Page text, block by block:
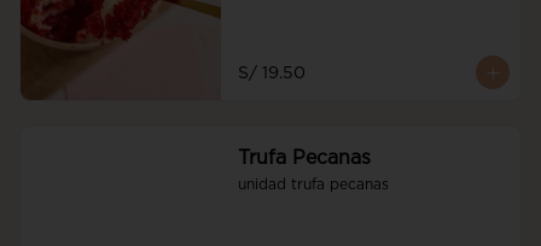
S/ 19.50
Trufa Pecanas
unidad trufa pecanas